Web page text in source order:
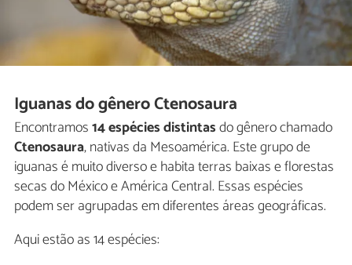
Iguanas do gênero Ctenosaura
Encontramos14 espécies distintasdo gênero chamado
Ctenosaura, nativas da Mesoamérica. Este grupo de
iguanas é muito diverso e habita terras baixas e florestas
secas do México e América Central. Essas espécies
podem ser agrupadas em diferentes áreas geográficas.
Aqui estão as 14 espécies: